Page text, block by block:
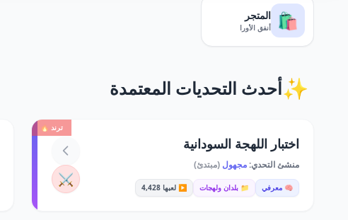
🛍️ المتجر
أنفق الأورا
✨أحدث التحديات المعتمدة
ترند 🔥
اختبار اللهجة السودانية
منشئ التحدي:مجهول (مبتدئ)
🧠 معرفي 📁 بلدان ولهجات ▶️ لعبها 4,428 ⚔️